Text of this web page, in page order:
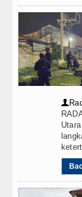
Video
Kesehatan
Kuliner
👤